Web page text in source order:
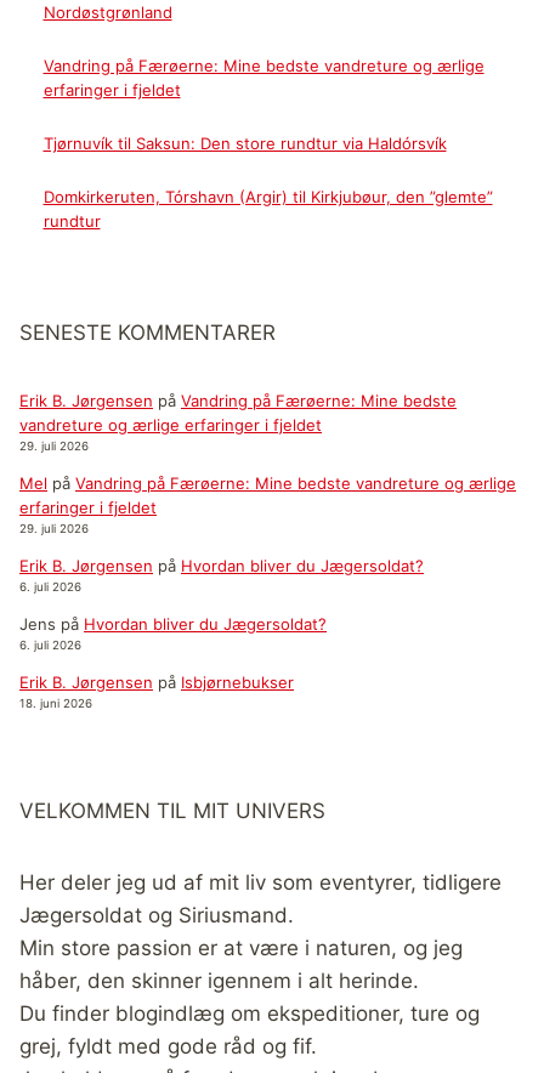
Nordøstgrønland
Vandring på Færøerne: Mine bedste vandreture og ærlige
erfaringer i fjeldet
Tjørnuvík til Saksun: Den store rundtur via Haldórsvík
Domkirkeruten, Tórshavn (Argir) til Kirkjubøur, den ”glemte”
rundtur
SENESTE KOMMENTARER
Erik B. Jørgensen på Vandring på Færøerne: Mine bedste
vandreture og ærlige erfaringer i fjeldet
29. juli 2026
Mel på Vandring på Færøerne: Mine bedste vandreture og ærlige
erfaringer i fjeldet
29. juli 2026
Erik B. Jørgensen på Hvordan bliver du Jægersoldat?
6. juli 2026
Jens på Hvordan bliver du Jægersoldat?
6. juli 2026
Erik B. Jørgensen på Isbjørnebukser
18. juni 2026
VELKOMMEN TIL MIT UNIVERS
Her deler jeg ud af mit liv som eventyrer, tidligere
Jægersoldat og Siriusmand.
Min store passion er at være i naturen, og jeg
håber, den skinner igennem i alt herinde.
Du finder blogindlæg om ekspeditioner, ture og
grej, fyldt med gode råd og fif.